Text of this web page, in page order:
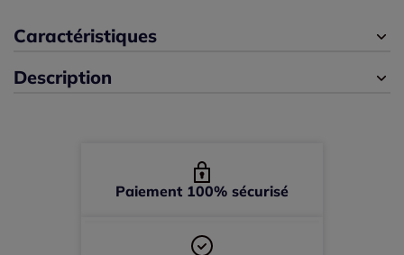
Caractéristiques
Description
Paiement 100% sécurisé